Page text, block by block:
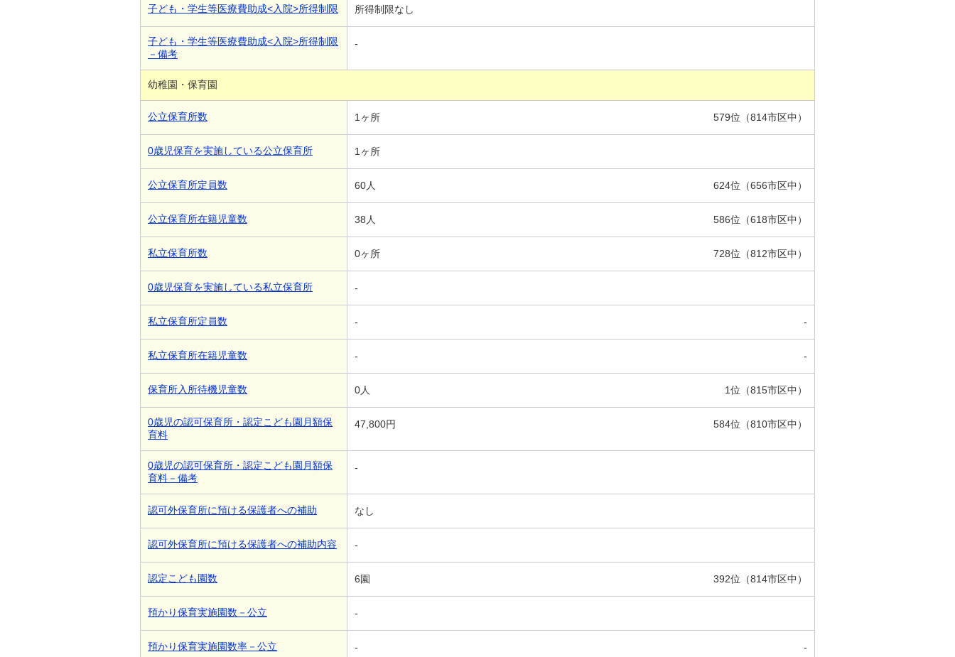
子ども・学生等医療費助成<入院>所得制限 所得制限なし
子ども・学生等医療費助成<入院>所得制限
－備考
-
幼稚園・保育園
公立保育所数 1ヶ所 579位（814市区中）
0歳児保育を実施している公立保育所 1ヶ所
公立保育所定員数 60人 624位（656市区中）
公立保育所在籍児童数 38人 586位（618市区中）
私立保育所数 0ヶ所 728位（812市区中）
0歳児保育を実施している私立保育所 -
私立保育所定員数 - -
私立保育所在籍児童数 - -
保育所入所待機児童数 0人 1位（815市区中）
0歳児の認可保育所・認定こども園月額保
育料
47,800円 584位（810市区中）
0歳児の認可保育所・認定こども園月額保
育料－備考
-
認可外保育所に預ける保護者への補助 なし
認可外保育所に預ける保護者への補助内容 -
認定こども園数 6園 392位（814市区中）
預かり保育実施園数－公立 -
預かり保育実施園数率－公立 - -